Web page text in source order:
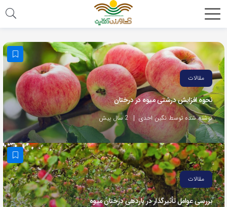
مقالات
نحوه افزایش درشتی میوه در درختان
نوشته شده توسط نگین احدی 2 سال پیش
مقالات
بررسی عوامل تأثیرگذار در باردهی درختان میوه